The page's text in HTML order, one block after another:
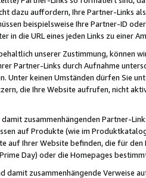
dazu auffordern, Ihre Partner-Links
beispielsweise Ihre Partner-ID
in die URL eines jeden Links zu einer
unserer Zustimmung, können
Partner-Links durch Aufnahme
Unter keinen Umständen dürfen Sie
die Ihre Website aufrufen, nicht
zusammenhängenden Partner-
auf Produkte (wie im
auf Ihrer Website befinden, die für
Day) oder die Homepages
damit zusammenhängende